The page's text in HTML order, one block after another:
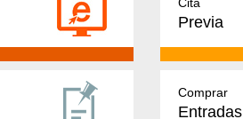
Previa
Comprar
Entradas